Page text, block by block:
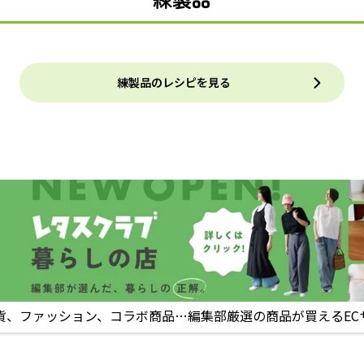
練製品のレシピを見る
、ファッション、コラボ商品…編集部厳選の商品が買えるEC